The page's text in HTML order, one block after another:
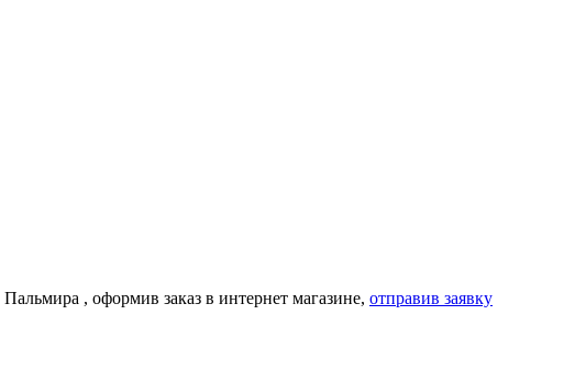
Пальмира , оформив заказ в интернет магазине, отправив заявку